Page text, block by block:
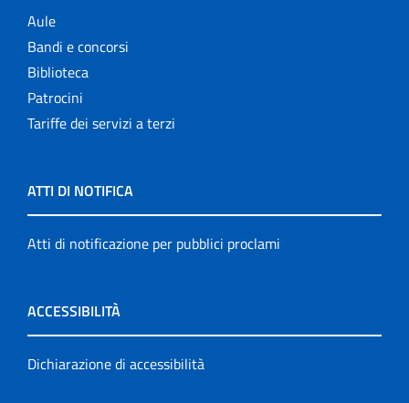
Aule
Bandi e concorsi
Biblioteca
Patrocini
Tariffe dei servizi a terzi
ATTI DI NOTIFICA
Atti di notificazione per pubblici proclami
ACCESSIBILITÀ
Dichiarazione di accessibilità